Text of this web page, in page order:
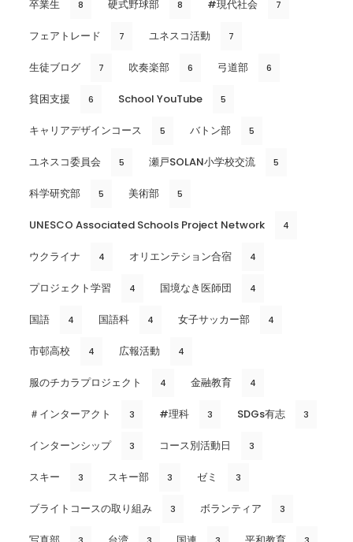
卒業生 8 硬式野球部 8 #現代社会 7
フェアトレード 7 ユネスコ活動 7
生徒ブログ 7 吹奏楽部 6 弓道部 6
貧困支援 6 School YouTube 5
キャリアデザインコース 5 バトン部 5
ユネスコ委員会 5 瀬戸SOLAN小学校交流 5
科学研究部 5 美術部 5
UNESCO Associated Schools Project Network 4
ウクライナ 4 オリエンテション合宿 4
プロジェクト学習 4 国境なき医師団 4
国語 4 国語科 4 女子サッカー部 4
市邨高校 4 広報活動 4
服のチカラプロジェクト 4 金融教育 4
＃インターアクト 3 #理科 3 SDGs有志 3
インターンシップ 3 コース別活動日 3
スキー 3 スキー部 3 ゼミ 3
ブライトコースの取り組み 3 ボランティア 3